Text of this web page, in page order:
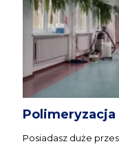
Polimeryzacja
Posiadasz duże